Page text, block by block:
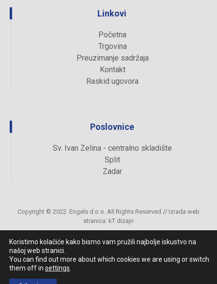
Linkovi
Početna
Trgovina
Preuzimanje sadržaja
Kontakt
Raskid ugovora
Poslovnice
Sv. Ivan Zelina - centralno skladište
Split
Zadar
Copyright © 2022. Engels d.o.o. All Rights Reserved // Izrada web
stranica: kT dizajn
Koristimo kolačiće kako bismo vam pružili najbolje iskustvo na
našoj web stranici.
You can find out more about which cookies we are using or switch
them off in settings